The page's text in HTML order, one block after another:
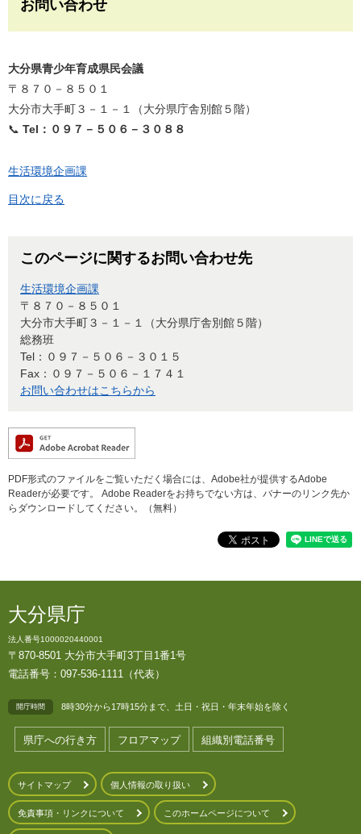
お問い合わせ
大分県青少年育成県民会議
〒８７０－８５０１
大分市大手町３－１－１（大分県庁舎別館５階）
📞 Tel：０９７－５０６－３０８８
生活環境企画課
目次に戻る
このページに関するお問い合わせ先
生活環境企画課
〒８７０－８５０１
大分市大手町３－１－１（大分県庁舎別館５階）
総務班
Tel：０９７－５０６－３０１５
Fax：０９７－５０６－１７４１
お問い合わせはこちらから
PDF形式のファイルをご覧いただく場合には、Adobe社が提供するAdobe
Readerが必要です。
Adobe Readerをお持ちでない方は、バナーのリンク先か
らダウンロードしてください。（無料）
大分県庁
法人番号1000020440001
〒870-8501 大分市大手町3丁目1番1号
電話番号：097-536-1111（代表）
開庁時間 8時30分から17時15分まで、土日・祝日・年末年始を除く
県庁への行き方 フロアマップ 組織別電話番号
サイトマップ 個人情報の取り扱い
免責事項・リンクについて このホームページについて